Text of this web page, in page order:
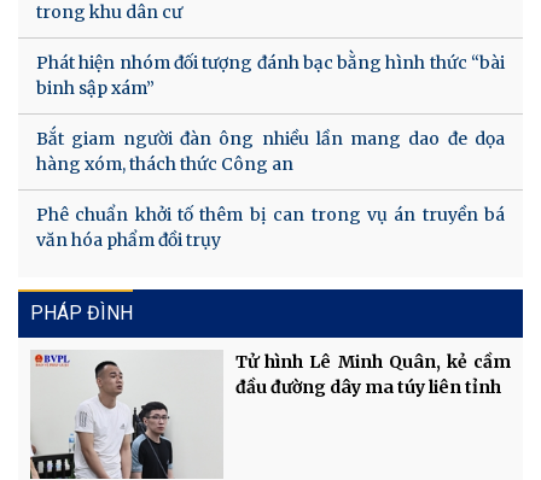
trong khu dân cư
Phát hiện nhóm đối tượng đánh bạc bằng hình thức “bài
binh sập xám”
Bắt giam người đàn ông nhiều lần mang dao đe dọa
hàng xóm, thách thức Công an
Phê chuẩn khởi tố thêm bị can trong vụ án truyền bá
văn hóa phẩm đồi trụy
PHÁP ĐÌNH
Tử hình Lê Minh Quân, kẻ cầm
đầu đường dây ma túy liên tỉnh